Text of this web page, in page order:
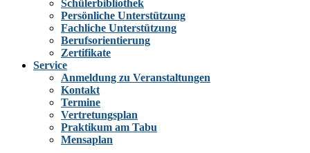
Schülerbibliothek
Persönliche Unterstützung
Fachliche Unterstützung
Berufsorientierung
Zertifikate
Service
Anmeldung zu Veranstaltungen
Kontakt
Termine
Vertretungsplan
Praktikum am Tabu
Mensaplan